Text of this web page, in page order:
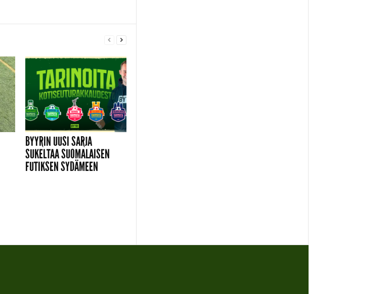
BYYRIN UUSI SARJA
SUKELTAA SUOMALAISEN
FUTIKSEN SYDÄMEEN